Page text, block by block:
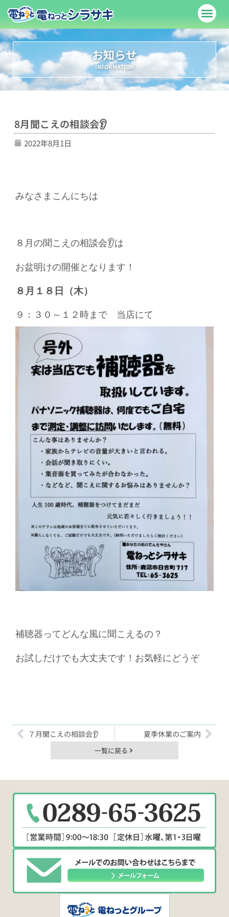
お知らせ
INFORMATION
8月聞こえの相談会👂
2022年8月1日
みなさまこんにちは
８月の聞こえの相談会👂は
お盆明けの開催となります！
８月１８日（木）
９：３０～１２時まで 当店にて
補聴器ってどんな風に聞こえるの？
お試しだけでも大丈夫です！お気軽にどうぞ
７月聞こえの相談会👂 夏季休業のご案内
一覧に戻る